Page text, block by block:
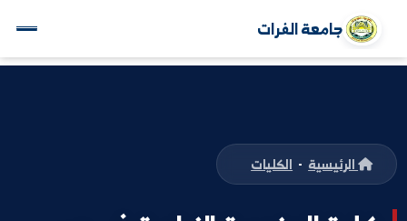
جامعة الفرات
الرئيسية-الكليات